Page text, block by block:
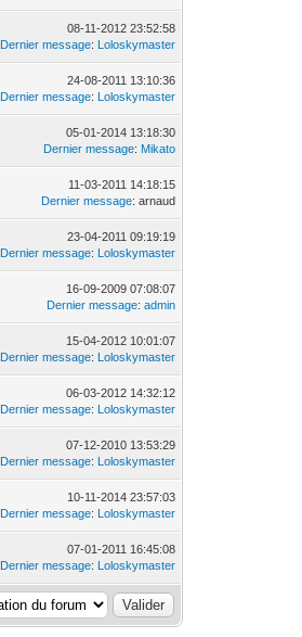
08-11-2012 23:52:58
Dernier message: Loloskymaster
24-08-2011 13:10:36
Dernier message: Loloskymaster
05-01-2014 13:18:30
Dernier message: Mikato
11-03-2011 14:18:15
Dernier message: arnaud
23-04-2011 09:19:19
Dernier message: Loloskymaster
16-09-2009 07:08:07
Dernier message:admin
15-04-2012 10:01:07
Dernier message: Loloskymaster
06-03-2012 14:32:12
Dernier message: Loloskymaster
07-12-2010 13:53:29
Dernier message: Loloskymaster
10-11-2014 23:57:03
Dernier message: Loloskymaster
07-01-2011 16:45:08
Dernier message: Loloskymaster